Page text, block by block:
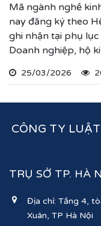
Mã ngành nghề
nay đăng ký theo
ghi nhận tại phụ
Doanh nghiệp, hộ
ghi nhận lĩnh vực
25/03/2026
CÔNG TY
TRỤ SỞ TP. HÀ
Địa chỉ: Tầng 4,
Xuân, TP Hà Nội